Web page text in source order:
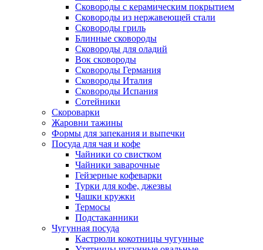
Сковороды с керамическим покрытием
Сковороды из нержавеющей стали
Сковороды гриль
Блинные сковороды
Сковороды для оладий
Вок сковороды
Сковороды Германия
Сковороды Италия
Сковороды Испания
Сотейники
Скороварки
Жаровни тажины
Формы для запекания и выпечки
Посуда для чая и кофе
Чайники со свистком
Чайники заварочные
Гейзерные кофеварки
Турки для кофе, джезвы
Чашки кружки
Термосы
Подстаканники
Чугунная посуда
Кастрюли кокотницы чугунные